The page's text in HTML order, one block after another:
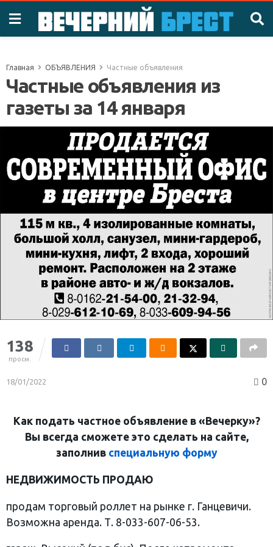
Главная ОБЪЯВЛЕНИЯ Частные объявления
Частные объявления из
газеты за 14 января
138
просм.
18/01/2022 0
Как подать частное объявление в «Вечерку»?
Вы всегда сможете это сделать на сайте,
заполнив специальную форму
НЕДВИЖИМОСТЬ ПРОДАЮ
продам торговый роллет на рынке г. Ганцевичи.
Возможна аренда. Т. 8-033-607-06-53.